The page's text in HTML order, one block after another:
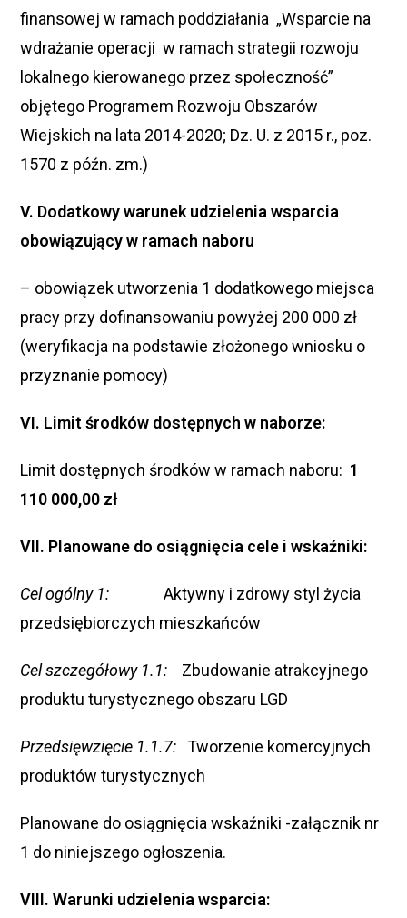
finansowej w ramach poddziałania „Wsparcie na
wdrażanie operacji w ramach strategii rozwoju
lokalnego kierowanego przez społeczność”
objętego Programem Rozwoju Obszarów
Wiejskich na lata 2014-2020; Dz. U. z 2015 r., poz.
1570 z późn. zm.)
V. Dodatkowy warunek udzielenia wsparcia
obowiązujący w ramach naboru
– obowiązek utworzenia 1 dodatkowego miejsca
pracy przy dofinansowaniu powyżej 200 000 zł
(weryfikacja na podstawie złożonego wniosku o
przyznanie pomocy)
VI. Limit środków dostępnych w naborze:
Limit dostępnych środków w ramach naboru: 1
110 000,00 zł
VII. Planowane do osiągnięcia cele i wskaźniki:
Cel ogólny 1: Aktywny i zdrowy styl życia
przedsiębiorczych mieszkańców
Cel szczegółowy 1.1: Zbudowanie atrakcyjnego
produktu turystycznego obszaru LGD
Przedsięwzięcie 1.1.7:Tworzenie komercyjnych
produktów turystycznych
Planowane do osiągnięcia wskaźniki -załącznik nr
1 do niniejszego ogłoszenia.
VIII. Warunki udzielenia wsparcia: